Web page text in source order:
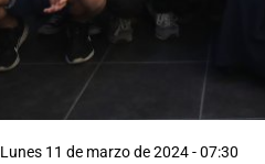
Lunes 11 de marzo de 2024 - 07:30